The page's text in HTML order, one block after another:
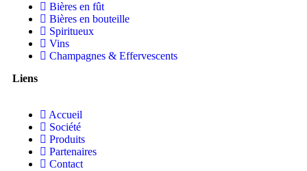
Bières en fût
Bières en bouteille
Spiritueux
Vins
Champagnes & Effervescents
Liens
Accueil
Société
Produits
Partenaires
Contact